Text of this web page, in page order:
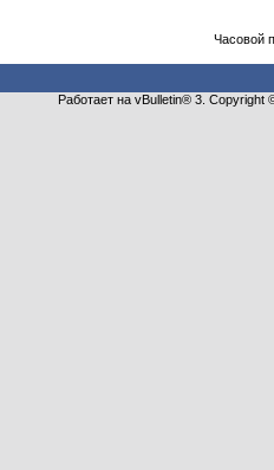
Часовой
Работает на vBulletin® 3.